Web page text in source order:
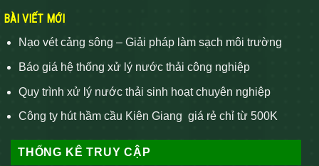
BÀI VIẾT MỚI
Nạo vét cảng sông – Giải pháp làm sạch môi trường
Báo giá hệ thống xử lý nước thải công nghiệp
Quy trình xử lý nước thải sinh hoạt chuyên nghiệp
Công ty hút hầm cầu Kiên Giang giá rẻ chỉ từ 500K
THỐNG KÊ TRUY CẬP